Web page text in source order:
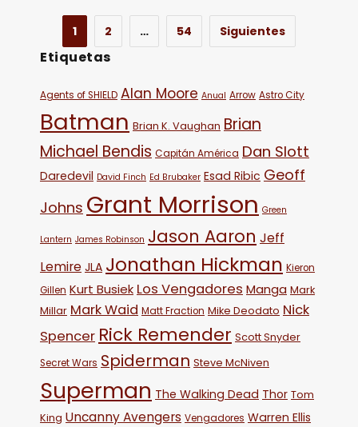
1 2 … 54 Siguientes
Etiquetas
Agents of SHIELD Alan Moore Anual Arrow Astro City
Batman Brian K. Vaughan Brian
Michael Bendis Capitán América Dan Slott
Daredevil David Finch Ed Brubaker Esad Ribic Geoff
Johns Grant Morrison Green
Lantern James Robinson Jason Aaron Jeff
Lemire JLA Jonathan Hickman Kieron
Gillen Kurt Busiek Los Vengadores Manga Mark
Millar Mark Waid Matt Fraction Mike Deodato Nick
Spencer Rick Remender Scott Snyder
Secret Wars Spiderman Steve McNiven
Superman The Walking Dead Thor Tom
King Uncanny Avengers Vengadores Warren Ellis